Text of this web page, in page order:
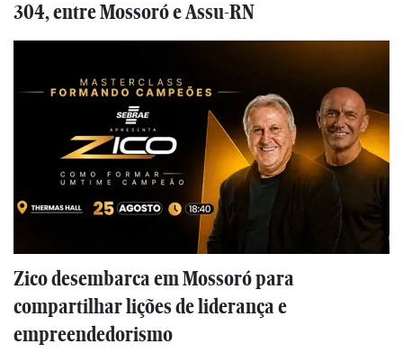
304, entre Mossoró e Assu-RN
Zico desembarca em Mossoró para
compartilhar lições de liderança e
empreendedorismo